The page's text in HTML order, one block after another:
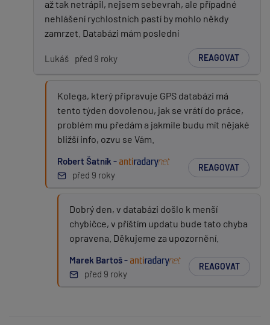
až tak netrápil, nejsem sebevrah, ale případné
nehlášení rychlostních pastí by mohlo někdy
zamrzet. Databázi mám poslední
Lukáš před 9 roky REAGOVAT
Kolega, který připravuje GPS databázi má
tento týden dovolenou, jak se vrátí do práce,
problém mu předám a jakmile budu mít nějaké
bližší info, ozvu se Vám.
Robert Šatník -
před 9 roky
REAGOVAT
Dobrý den, v databázi došlo k menší
chybičce, v příštím updatu bude tato chyba
opravena. Děkujeme za upozornění.
Marek Bartoš -
před 9 roky
REAGOVAT